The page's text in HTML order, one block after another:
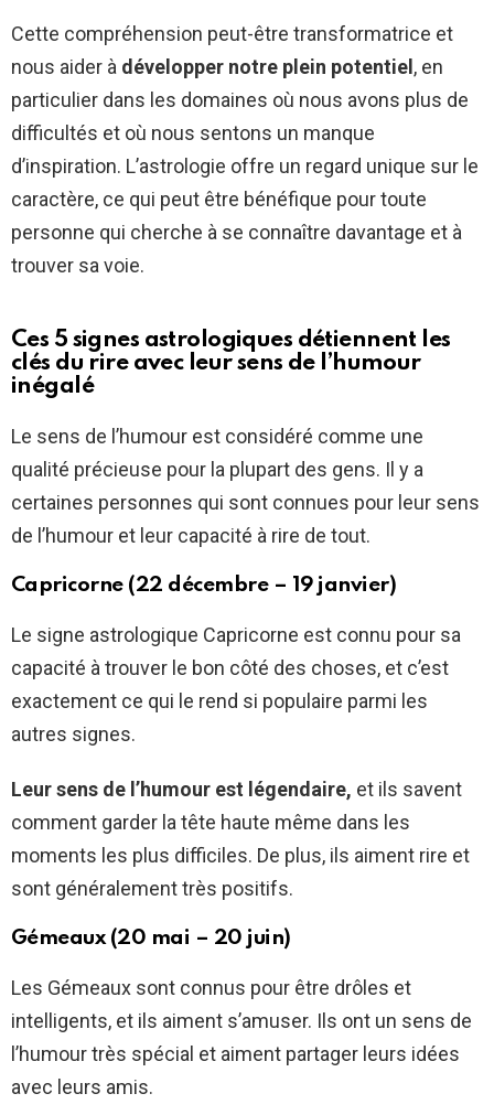
Cette compréhension peut-être transformatrice et
nous aider à développer notre plein potentiel , en
particulier dans les domaines où nous avons plus de
difficultés et où nous sentons un manque
d’inspiration. L’astrologie offre un regard unique sur le
caractère, ce qui peut être bénéfique pour toute
personne qui cherche à se connaître davantage et à
trouver sa voie.
Ces 5 signes astrologiques détiennent les
clés du rire avec leur sens de l’humour
inégalé
Le sens de l’humour est considéré comme une
qualité précieuse pour la plupart des gens. Il y a
certaines personnes qui sont connues pour leur sens
de l’humour et leur capacité à rire de tout.
Capricorne (22 décembre – 19 janvier)
Le signe astrologique Capricorne est connu pour sa
capacité à trouver le bon côté des choses, et c’est
exactement ce qui le rend si populaire parmi les
autres signes.
Leur sens de l’humour est légendaire, et ils savent
comment garder la tête haute même dans les
moments les plus difficiles. De plus, ils aiment rire et
sont généralement très positifs.
Gémeaux (20 mai – 20 juin)
Les Gémeaux sont connus pour être drôles et
intelligents, et ils aiment s’amuser. Ils ont un sens de
l’humour très spécial et aiment partager leurs idées
avec leurs amis.